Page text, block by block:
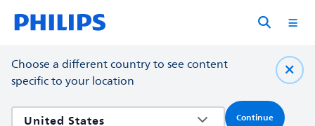
Choose a different country to see content
specific to your location
Continue